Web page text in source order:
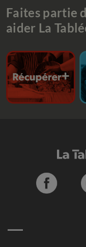
Faites partie
aider La